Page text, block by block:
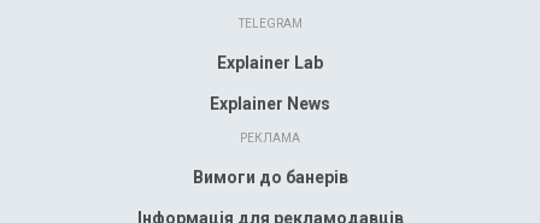
TELEGRAM
Explainer Lab
Explainer News
РЕКЛАМА
Вимоги до банерів
Інформація для рекламодавців